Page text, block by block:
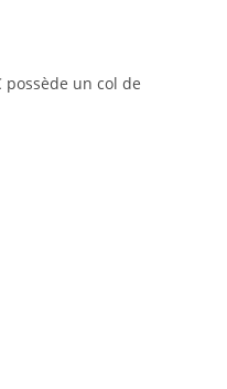
un col de